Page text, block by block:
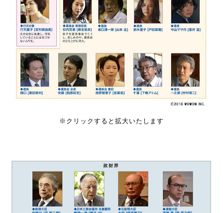
※クリックすると拡大いたします